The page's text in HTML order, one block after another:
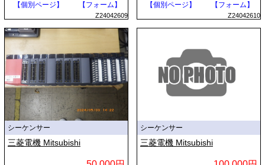
【個別ページ】
【フォーム】
Z24042609
【個別ページ】
【フォーム】
Z24042610
シーケンサー
三菱電機 Mitsubishi
シーケンサー
三菱電機 Mitsubishi